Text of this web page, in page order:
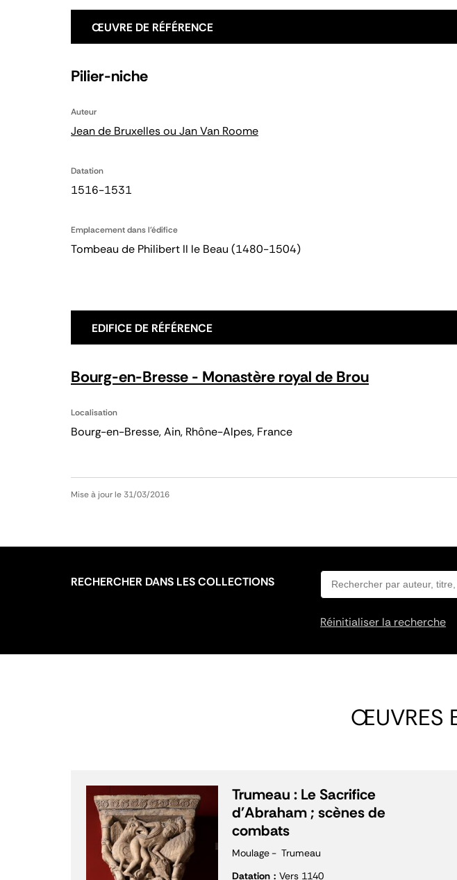
ŒUVRE DE RÉFÉRENCE
Pilier-niche
Auteur
Jean de Bruxelles ou Jan Van Roome
Datation
1516-1531
Emplacement dans l'édifice
Tombeau de Philibert II le Beau (1480-1504)
EDIFICE DE RÉFÉRENCE
Bourg-en-Bresse - Monastère royal de Brou
Localisation
Bourg-en-Bresse, Ain, Rhône-Alpes, France
Mise à jour le 31/03/2016
RECHERCHER DANS LES COLLECTIONS
Réinitialiser la recherche
ŒUVRES
Trumeau : Le Sacrifice
d'Abraham ; scènes de
combats
Moulage
Trumeau
Datation
Vers 1140